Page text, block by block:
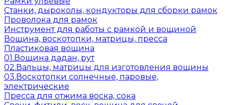
Станки, дыроколы, кондукторы для сборки рамок
Проволока для рамок
Инструмент для работы с рамкой и вощиной
Вощина, воскотопки, матрицы, пресса
Пластиковая вощина
01.Вощина дадан, рут
02.Вальцы, матрицы для изготовления вощины
03.Воскотопки солнечные, паровые,
электрические
Пресса для отжима воска, сока